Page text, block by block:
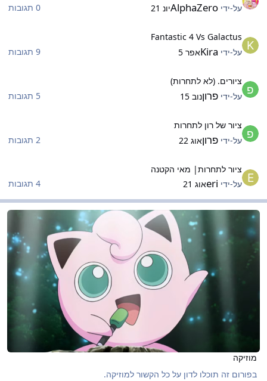
על-ידי AlphaZeroיונ 21
0 תגובות
Fantastic 4 Vs Galactus
על-ידי Kiraאפר 5
9 תגובות
ציורים. (לא לתחרות)
על-ידי פרוןנוב 15
5 תגובות
ציור של רון לתחרות
על-ידי פרוןאוג 22
2 תגובות
ציור לתחרות| מאי הקטנה
על-ידי eriאוג 21 4 תגובות
מוזיקה
מוזיקה
מוזיקה
בפורום זה תוכלו לדון על כל הקשור למוזיקה.